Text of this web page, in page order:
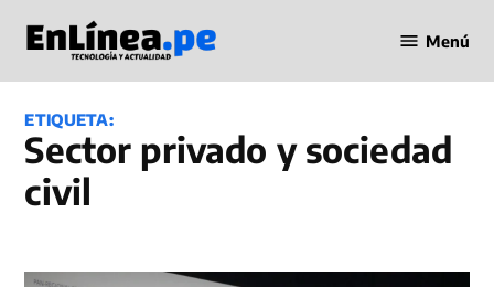
contenido
en Línea
Menú
ETIQUETA:
sector privado y sociedad
civil